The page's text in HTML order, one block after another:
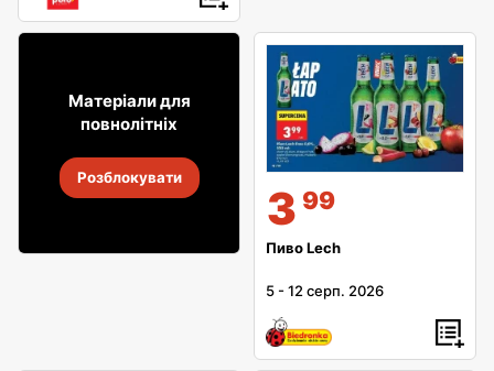
7 99
26 лип.-8 серп. 2026
Матеріали для
повнолітніх
Розблокувати
3 99
Пиво Lech
5 -12 серп. 2026